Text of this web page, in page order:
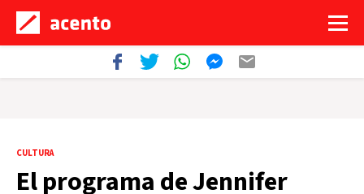
CULTURA
El programa de Jennifer